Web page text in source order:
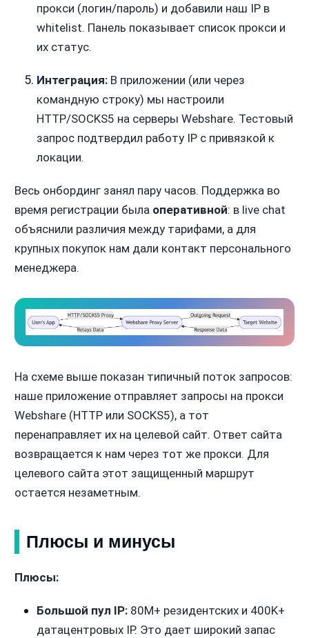
прокси (логин/пароль) и добавили наш IP в
whitelist. Панель показывает список прокси и
их статус.
Интеграция:В приложении (или через
командную строку) мы настроили
HTTP/SOCKS5 на серверы Webshare. Тестовый
запрос подтвердил работу IP с привязкой к
локации.
Весь онбординг занял пару часов. Поддержка во
время регистрации была оперативной: в live chat
объяснили различия между тарифами, а для
крупных покупок нам дали контакт персонального
менеджера.
На схеме выше показан типичный поток запросов:
наше приложение отправляет запросы на прокси
Webshare (HTTP или SOCKS5), а тот
перенаправляет их на целевой сайт. Ответ сайта
возвращается к нам через тот же прокси. Для
целевого сайта этот защищенный маршрут
остается незаметным.
Плюсы и минусы
Плюсы:
Большой пул IP:80M+ резидентских и 400K+
датацентровых IP. Это дает широкий запас